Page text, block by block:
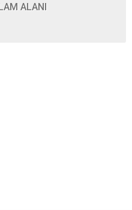
ALANI